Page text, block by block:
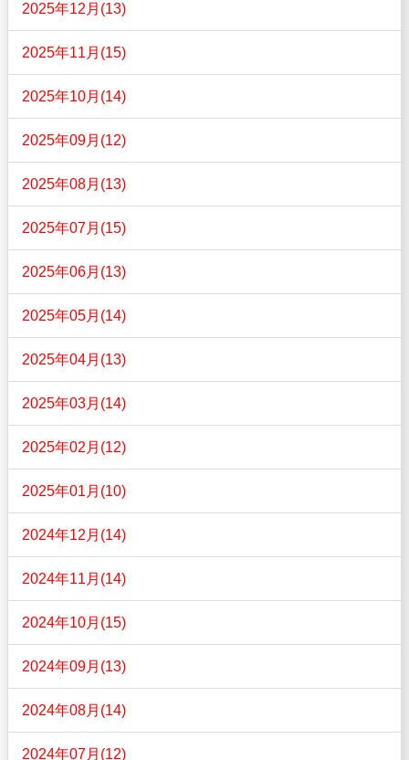
2025年12月(13)
2025年11月(15)
2025年10月(14)
2025年09月(12)
2025年08月(13)
2025年07月(15)
2025年06月(13)
2025年05月(14)
2025年04月(13)
2025年03月(14)
2025年02月(12)
2025年01月(10)
2024年12月(14)
2024年11月(14)
2024年10月(15)
2024年09月(13)
2024年08月(14)
2024年07月(12)